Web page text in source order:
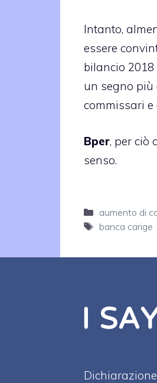
Intanto,
essere
bilancio
un segno più
commissari
Bper, per ciò
senso.
Categorie
aumento di
Tag
banca carige